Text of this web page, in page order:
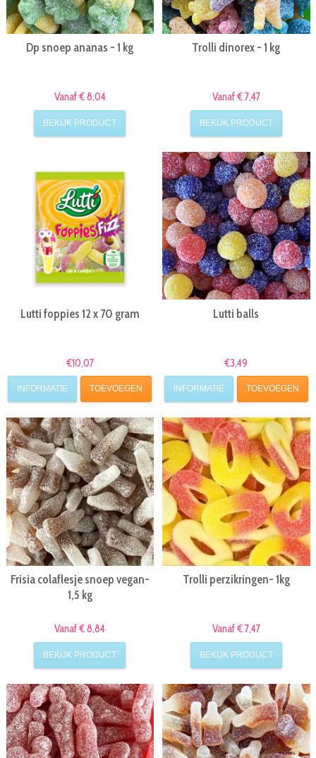
Dp snoep ananas - 1 kg
Vanaf € 8,04
BEKIJK PRODUCT
Trolli dinorex - 1 kg
Vanaf € 7,47
BEKIJK PRODUCT
Lutti foppies 12 x 70 gram
€10,07
INFORMATIE TOEVOEGEN
Lutti balls
€3,49
INFORMATIE TOEVOEGEN
Frisia colaflesje snoep vegan-
1,5 kg
Vanaf € 8,84
BEKIJK PRODUCT
Trolli perzikringen- 1kg
Vanaf € 7,47
BEKIJK PRODUCT